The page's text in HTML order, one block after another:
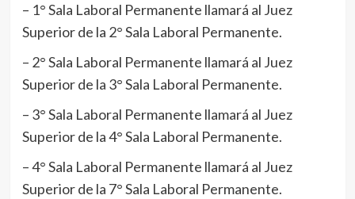
– 1° Sala Laboral Permanente llamará al Juez
Superior de la 2° Sala Laboral Permanente.
– 2° Sala Laboral Permanente llamará al Juez
Superior de la 3° Sala Laboral Permanente.
– 3° Sala Laboral Permanente llamará al Juez
Superior de la 4° Sala Laboral Permanente.
– 4° Sala Laboral Permanente llamará al Juez
Superior de la 7° Sala Laboral Permanente.